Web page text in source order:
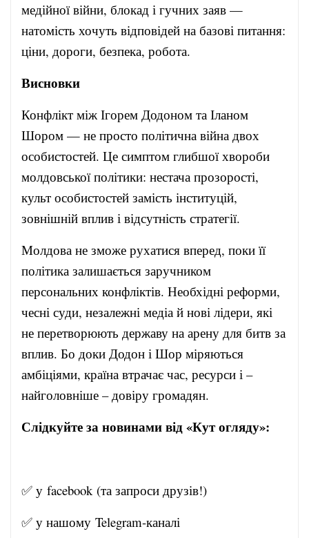
медійної війни, блокад і гучних заяв —
натомість хочуть відповідей на базові питання:
ціни, дороги, безпека, робота.
Висновки
Конфлікт між Ігорем Додоном та Іланом
Шором — не просто політична війна двох
особистостей. Це симптом глибшої хвороби
молдовської політики: нестача прозорості,
культ особистостей замість інституцій,
зовнішній вплив і відсутність стратегії.
Молдова не зможе рухатися вперед, поки її
політика залишається заручником
персональних конфліктів. Необхідні реформи,
чесні суди, незалежні медіа й нові лідери, які
не перетворюють державу на арену для битв за
вплив. Бо доки Додон і Шор міряються
амбіціями, країна втрачає час, ресурси і –
найголовніше – довіру громадян.
Слідкуйте за новинами від «Кут огляду»:
✅ у facebook(та запроси друзів!)
✅ у нашому Telegram-каналі